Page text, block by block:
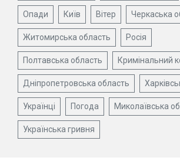
Опади Київ Вітер Черкаська
Житомирська область Росія
Полтавська область Кримінальний
Дніпропетровська область
Українці Погода Миколаївська
Українська гривня